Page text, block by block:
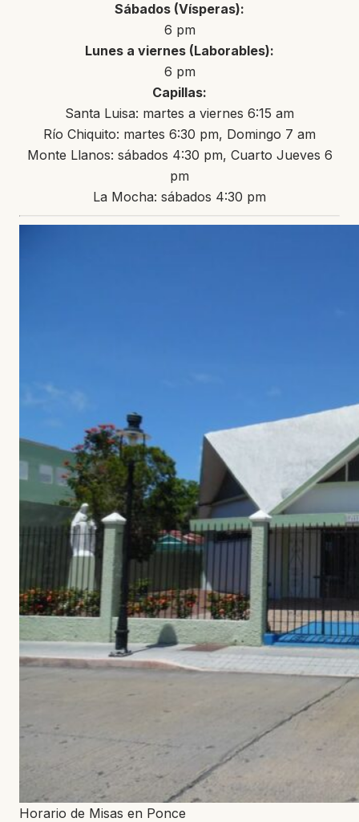
Sábados (Vísperas):
6 pm
Lunes a viernes (Laborables):
6 pm
Capillas:
Santa Luisa: martes a viernes 6:15 am
Río Chiquito: martes 6:30 pm, Domingo 7 am
Monte Llanos: sábados 4:30 pm, Cuarto Jueves 6
pm
La Mocha: sábados 4:30 pm
Horario de Misas en Ponce